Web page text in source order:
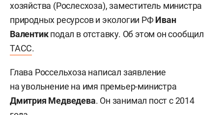
хозяйства (Рослесхоза), заместитель министра
природных ресурсов и экологии РФИван
Валентикподал в отставку. Об этом он сообщил
ТАСС.
Глава Россельхоза написал заявление
на увольнение на имя премьер-министра
Дмитрия Медведева. Он занимал пост с 2014